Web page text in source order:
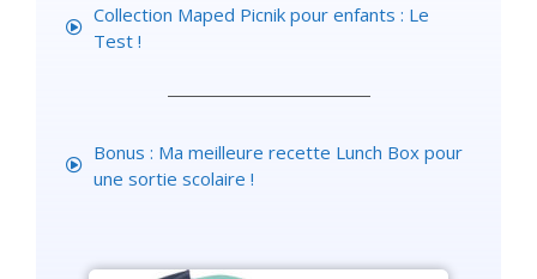
Collection Maped Picnik pour enfants : Le
Test !
Bonus : Ma meilleure recette Lunch Box pour
une sortie scolaire !